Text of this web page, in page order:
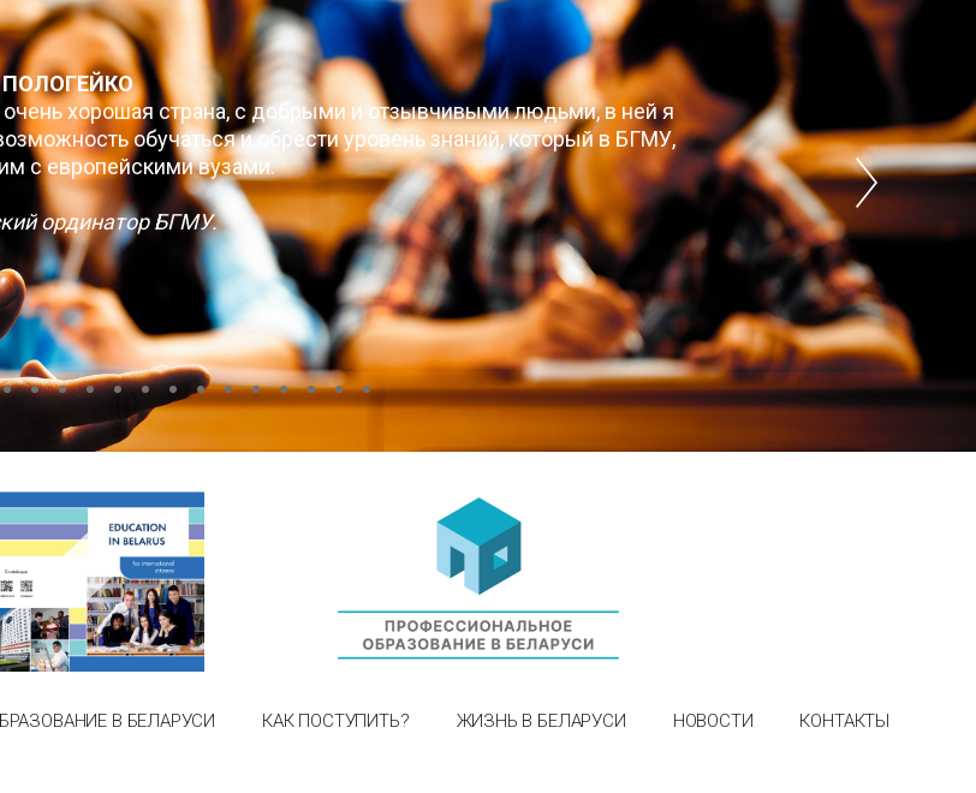
очень хорошая страна, с добрыми и отзывчивыми людьми, в ней я
обучаться и обрести уровень знаний, который в БГМУ,
с европейскими вузами.
ординатор БГМУ.
В БЕЛАРУСИ КАК ПОСТУПИТЬ? ЖИЗНЬ В БЕЛАРУСИ НОВОСТИ КОНТАКТЫ